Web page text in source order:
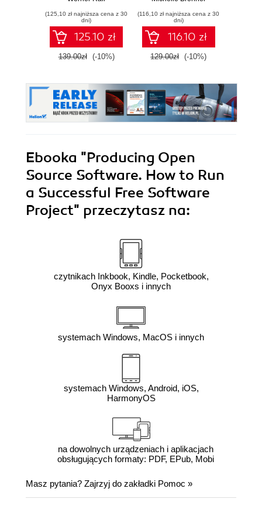
DevOps expertise,
pass the AZ-400
with confidence,
and boost your
cloud career
(125,10 zł najniższa cena z 30
dni)
125.10 zł
139.00zł (-10%)
(116,10 zł najniższa cena z 30
dni)
116.10 zł
129.00zł (-10%)
Ebooka "Producing Open
Source Software. How to Run
a Successful Free Software
Project" przeczytasz na:
czytnikach Inkbook, Kindle, Pocketbook,
Onyx Booxs i innych
systemach Windows, MacOS i innych
systemach Windows, Android, iOS,
HarmonyOS
na dowolnych urządzeniach i aplikacjach
obsługujących formaty: PDF, EPub, Mobi
Masz pytania? Zajrzyj do zakładki Pomoc »